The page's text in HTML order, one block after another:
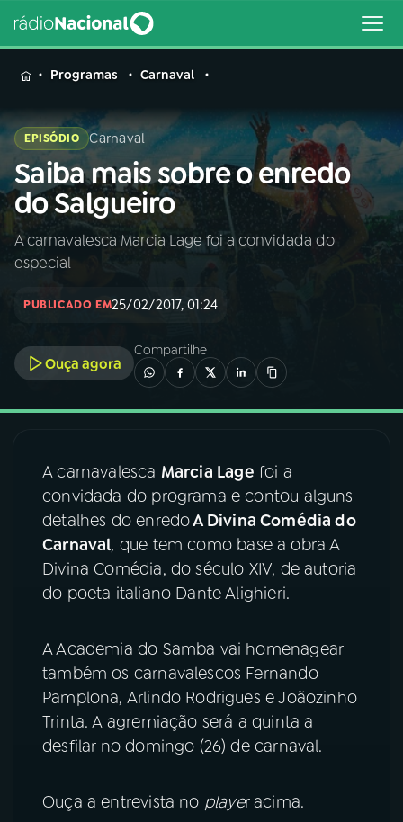
MENU
Buscar
na
Rádio
Nacional
Buscar
04PROGRAMAS
05PODCASTS
07ÚLTIMAS
08FESTIVAL DE MÚSICA
ACOMPANHE A RÁDIO NACIONAL
Programas Carnaval
EPISÓDIO Carnaval
Saiba mais sobre o enredo
do Salgueiro
A carnavalesca Marcia Lage foi a convidada do
especial
PUBLICADO EM25/02/2017, 01:24
Ouça agora
Compartilhe
A carnavalesca Marcia Lage foi a
convidada do programa e contou alguns
detalhes do enredoA Divina Comédia do
Carnaval, que tem como base a obra A
Divina Comédia, do século XIV, de autoria
do poeta italiano Dante Alighieri.
A Academia do Samba vai homenagear
também os carnavalescos Fernando
Pamplona, Arlindo Rodrigues e Joãozinho
Trinta. A agremiação será a quinta a
desfilar no domingo (26) de carnaval.
Ouça a entrevista no player acima.